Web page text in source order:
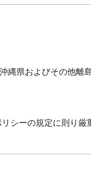
県およびその他
シーの規定に則り厳